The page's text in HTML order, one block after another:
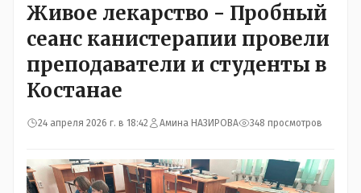
Живое лекарство - Пробный
сеанс канистерапии провели
преподаватели и студенты в
Костанае
24 апреля 2026 г. в 18:42 Амина НАЗИРОВА 348 просмотров